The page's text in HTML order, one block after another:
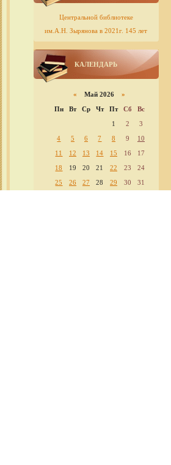
Центральной библиотеке
им.А.Н. Зырянова в 2021г. 145 лет
КАЛЕНДАРЬ
« Май 2026»
Пн
Вт Ср Чт Пт Сб
Вс
1
2
3
4
5 6 7 8 9
10
11
12 13 14 15 16
17
18
19 20 21 22 23
24
25
26 27 28 29 30 31